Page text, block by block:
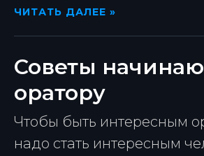
ЧИТАТЬ ДАЛЕЕ »
Советы
оратору
Чтобы быть интересным
надо стать интересным